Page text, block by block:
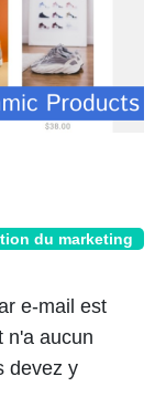
du marketing
e-mail est
n'a aucun
devez y